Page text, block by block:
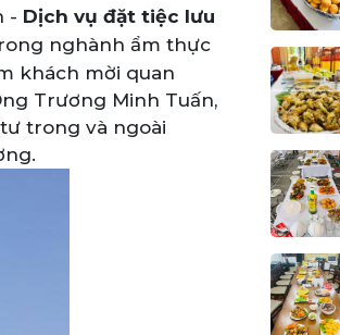
- Dịch vụ đặt tiệc lưu
nghành ẩm thực
khách mời quan
Trương Minh Tuấn,
trong và ngoài